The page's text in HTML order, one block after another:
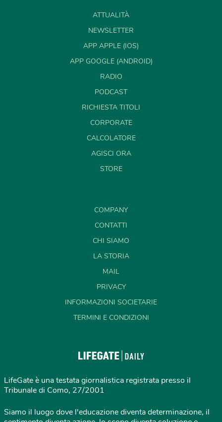
ATTUALITÀ
NEWSLETTER
APP APPLE (IOS)
APP GOOGLE (ANDROID)
RADIO
PODCAST
RICHIESTA TITOLI
CORPORATE
CALCOLATORE
AGISCI ORA
STORE
COMPANY
CONTATTI
CHI SIAMO
LA STORIA
MAIL
PRIVACY
INFORMAZIONI SOCIETARIE
TERMINI E CONDIZIONI
LifeGate è una testata giornalistica registrata presso il
Tribunale di Como, 27/2001
Siamo il luogo dove l'educazione diventa determinazione, il